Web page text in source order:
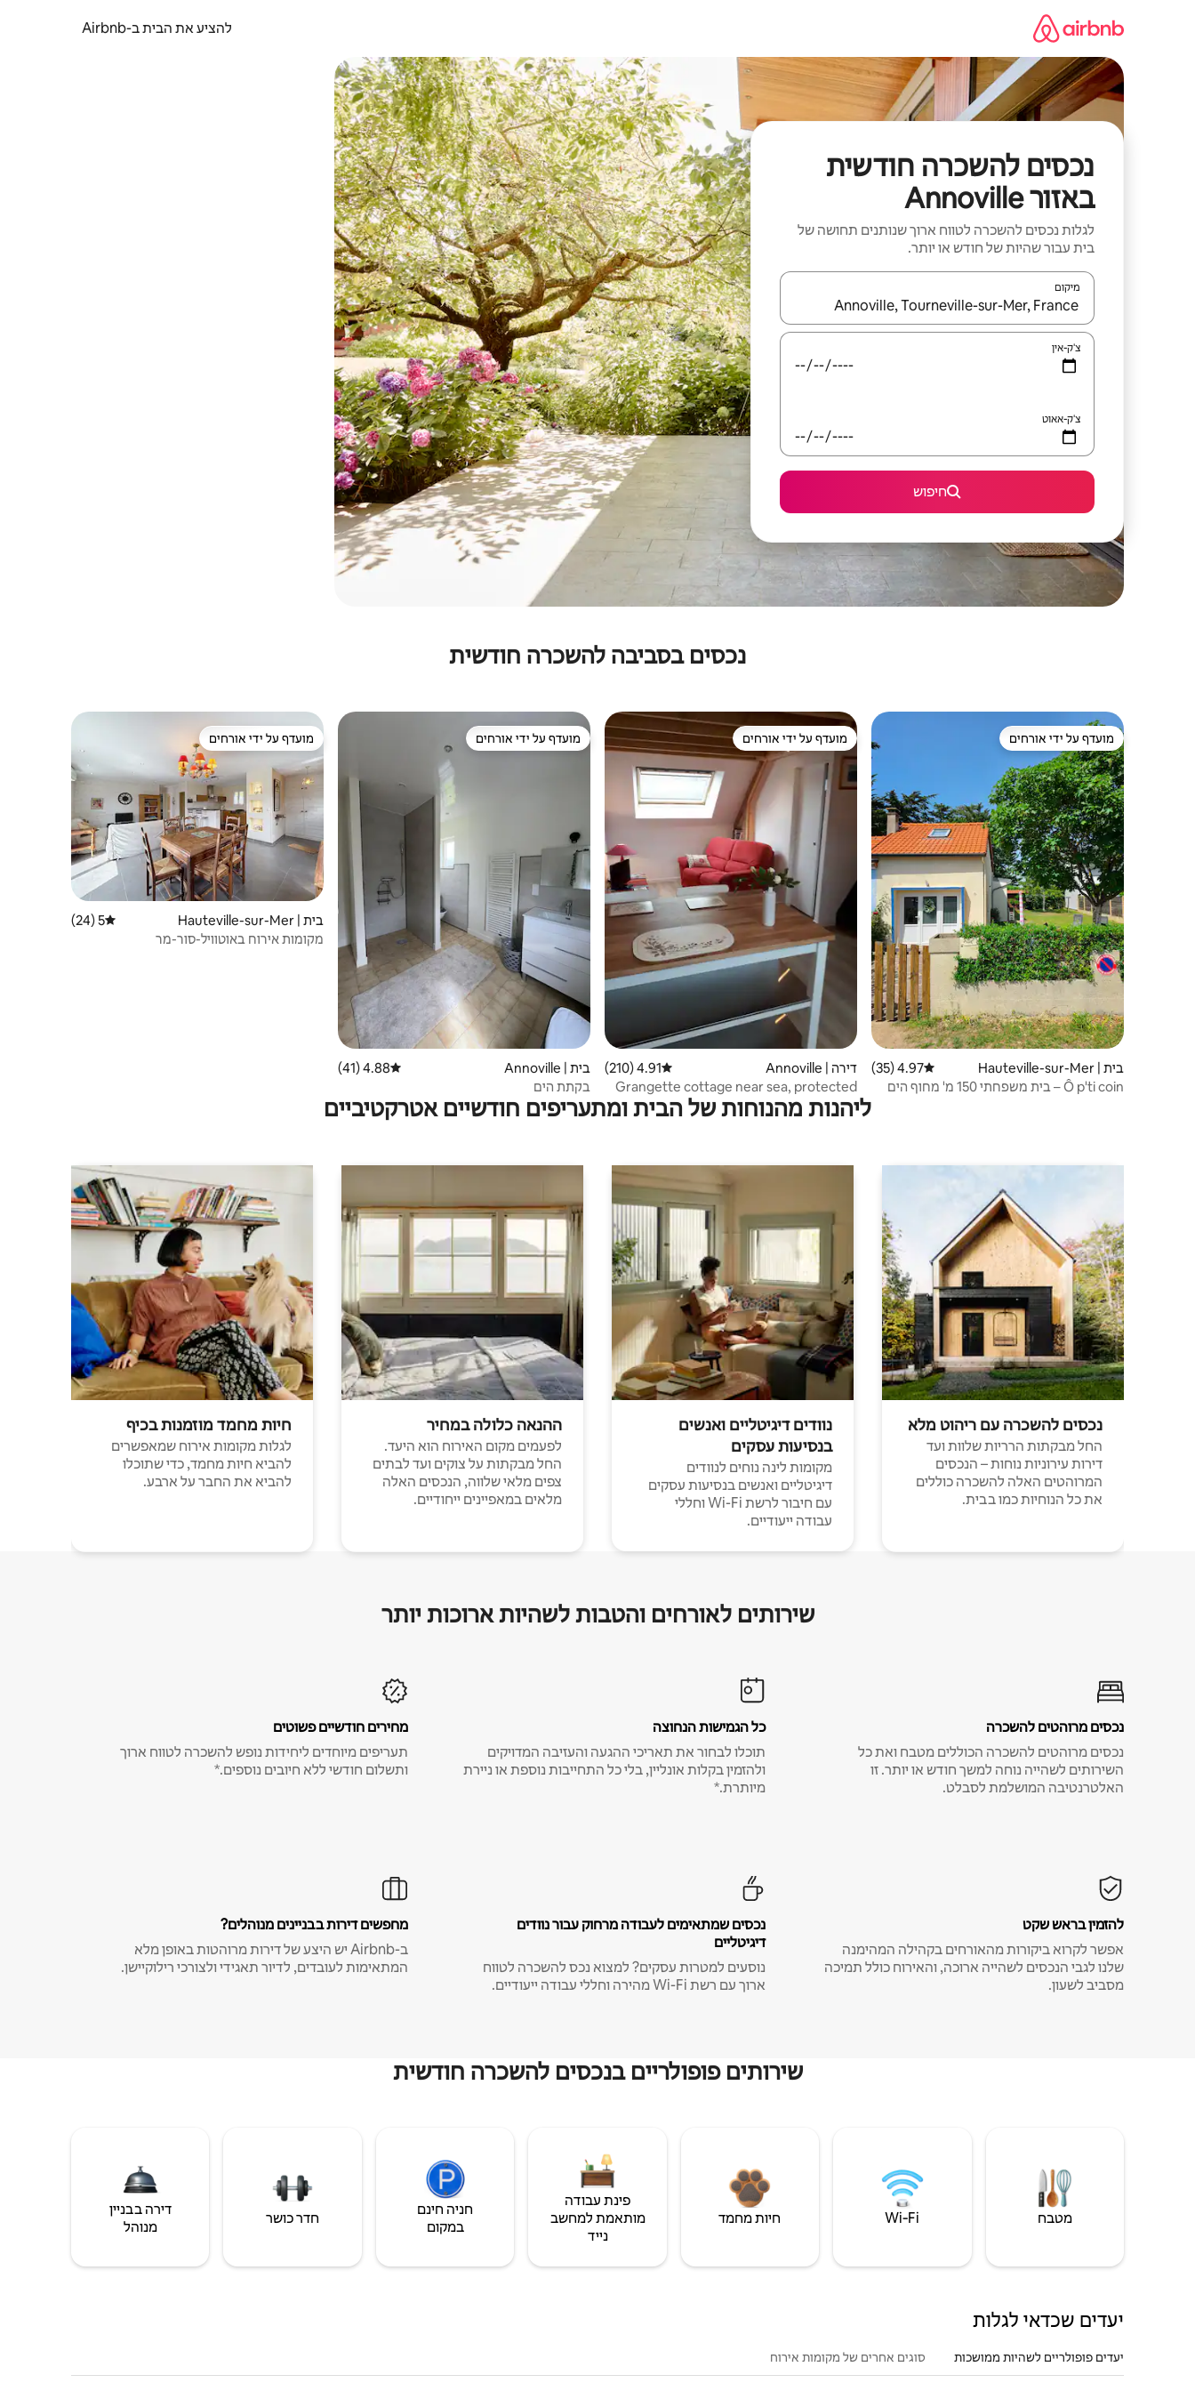
להציע את הבית ב-Airbnb
נכסים להשכרה חודשית
באזור Annoville
לגלות נכסים להשכרה לטווח ארוך שנותנים תחושה של
בית עבור שהיות של חודש או יותר.
מיקום
כאשר התוצאות יהיו זמינות, יש לנווט עם מקשי החיצים למעלה ולמטה או לעיין בעזרת תנועות מגע או החלקה.
צ'ק-אין
צ'ק-אאוט
חיפוש
נכסים בסביבה להשכרה חודשית
מועדף על ידי אורחים
מועדף על ידי אורחים
בית | Hauteville-sur-Mer דירוג ממוצע של 4.97 מתוך 5, 35 ביקורות
4.97 (35)
Ô p'ti coin – בית משפחתי 150 מ' מחוף הים
מועדף על ידי אורחים
מועדף על ידי אורחים
דירה | Annoville דירוג ממוצע של 4.91 מתוך 5, 210 ביקורות
4.91 (210)
Grangette cottage near sea, protected
dune beach
מועדף על ידי אורחים
מועדף על ידי אורחים
בית | Annoville דירוג ממוצע של 4.88 מתוך 5, 41 ביקורות
4.88 (41)
בקתת הים
מועדף על ידי אורחים
מועדף על ידי אורחים
בית | Hauteville-sur-Mer דירוג ממוצע של 5 מתוך 5, 24 ביקורות
5 (24)
מקומות אירוח באוטוויל-סור-מר
ליהנות מהנוחות של הבית ומתעריפים חודשיים אטרקטיביים
נכסים להשכרה עם ריהוט מלא
החל מבקתות הרריות שלוות ועד
דירות עירוניות נוחות – הנכסים
המרוהטים האלה להשכרה כוללים
את כל הנוחיות כמו בבית.
נוודים דיגיטליים ואנשים
בנסיעות עסקים
מקומות לינה נוחים לנוודים
דיגיטליים ואנשים בנסיעות עסקים
עם חיבור לרשת Wi-Fi וחללי
עבודה ייעודיים.
ההנאה כלולה במחיר
לפעמים מקום האירוח הוא היעד.
החל מבקתות על צוקים ועד לבתים
צפים מלאי שלווה, הנכסים האלה
מלאים במאפיינים ייחודיים.
חיות מחמד מוזמנות בכיף
לגלות מקומות אירוח שמאפשרים
להביא חיות מחמד, כדי שתוכלו
להביא את החבר על ארבע.
שירותים לאורחים והטבות לשהיות ארוכות יותר
נכסים מרוהטים להשכרה
נכסים מרוהטים להשכרה הכוללים מטבח ואת כל
השירותים לשהייה נוחה למשך חודש או יותר. זו
האלטרנטיבה המושלמת לסבלט.
כל הגמישות הנחוצה
תוכלו לבחור את תאריכי ההגעה והעזיבה המדויקים
ולהזמין בקלות אונליין, בלי כל התחייבות נוספת או ניירת
מיותרת.*
מחירים חודשיים פשוטים
תעריפים מיוחדים ליחידות נופש להשכרה לטווח ארוך
ותשלום חודשי ללא חיובים נוספים.*
להזמין בראש שקט
אפשר לקרוא ביקורות מהאורחים בקהילה המהימנה
שלנו לגבי הנכסים לשהייה ארוכה, והאירוח כולל תמיכה
מסביב לשעון.
נכסים שמתאימים לעבודה מרחוק עבור נוודים
דיגיטליים
נוסעים למטרות עסקים? למצוא נכס להשכרה לטווח
ארוך עם רשת Wi-Fi מהירה וחללי עבודה ייעודיים.
מחפשים דירות בבניינים מנוהלים?
ב-Airbnb יש היצע של דירות מרוהטות באופן מלא
המתאימות לעובדים, לדיור תאגידי ולצורכי רילוקיישן.
שירותים פופולריים בנכסים להשכרה חודשית
מטבח Wi‑Fi חיות מחמד
פינת עבודה
מותאמת למחשב
נייד
חניה חינם
במקום
חדר כושר
דירה בבניין
מנוהל
יעדים שכדאי לגלות
יעדים פופולריים לשהיות ממושכות סוגים אחרים של מקומות אירוח